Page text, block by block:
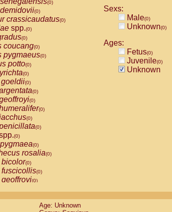
(0)
(0)
crassicaudatus(0)
spp.(0)
(0)
coucang(0)
pygmaeus(0)
potto(0)
(0)
(0)
(0)
(0)
(0)
(0)
(0)
(0)
(0)
rosalia(0)
(0)
(0)
(0)
(0)
(0)
Sexs:
Male(0)
Unknown(0)
Ages:
Fetus(0)
Juvenile(0)
Unknown
Age: Unknown